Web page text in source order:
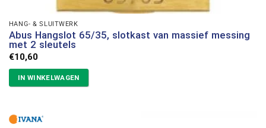
HANG- & SLUITWERK
Abus Hangslot 65/35, slotkast van massief messing
met 2 sleutels
€10,60
IN WINKELWAGEN